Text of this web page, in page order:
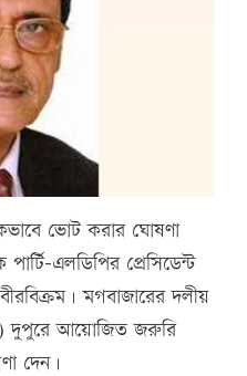
ভোট করার ঘোষণা
এলডিপির প্রেসিডেন্ট
মগবাজারের দলীয়
দুপুরে আয়োজিত জরুরি
দেন।